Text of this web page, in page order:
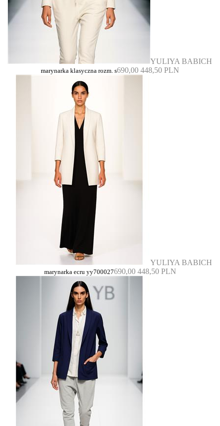
YULIYA BABICH
marynarka klasyczna rozm. s690,00 448,50 PLN
YULIYA BABICH
marynarka ecru yy700027690,00 448,50 PLN